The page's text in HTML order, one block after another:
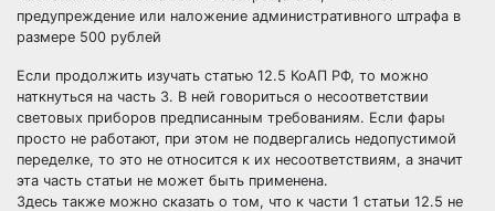
предупреждение или наложение административного штрафа в
размере 500 рублей
Если продолжить изучать статью 12.5 КоАП РФ, то можно
наткнуться на часть 3. В ней говориться о несоответствии
световых приборов предписанным требованиям. Если фары
просто не работают, при этом не подвергались недопустимой
переделке, то это не относится к их несоответствиям, а значит
эта часть статьи не может быть применена.
Здесь также можно сказать о том, что к части 1 статьи 12.5 не